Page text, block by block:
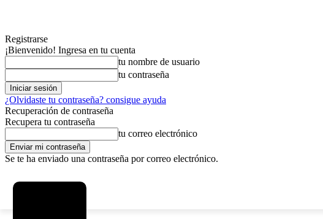
Registrarse
¡Bienvenido! Ingresa en tu cuenta
tu nombre de usuario
tu contraseña
¿Olvidaste tu contraseña? consigue ayuda
Recuperación de contraseña
Recupera tu contraseña
tu correo electrónico
Se te ha enviado una contraseña por correo electrónico.